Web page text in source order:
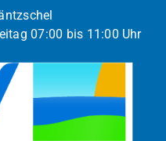
07:00 bis 11:00 Uhr